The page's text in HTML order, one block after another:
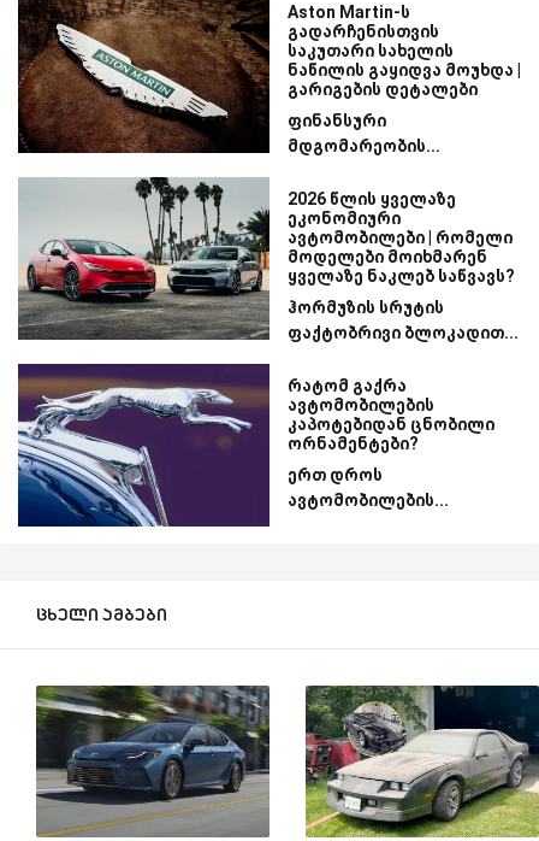
Aston Martin-ს
გადარჩენისთვის
საკუთარი სახელის
ნაწილის გაყიდვა მოუხდა |
გარიგების დეტალები
ფინანსური
მდგომარეობის...
2026 წლის ყველაზე
ეკონომიური
ავტომობილები | რომელი
მოდელები მოიხმარენ
ყველაზე ნაკლებ საწვავს?
ჰორმუზის სრუტის
ფაქტობრივი ბლოკადით...
რატომ გაქრა
ავტომობილების
კაპოტებიდან ცნობილი
ორნამენტები?
ერთ დროს
ავტომობილების...
ცხელი ამბები